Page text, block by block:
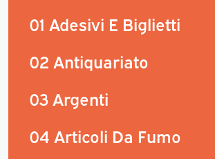
01 Adesivi E Biglietti
02 Antiquariato
03 Argenti
04 Articoli Da Fumo